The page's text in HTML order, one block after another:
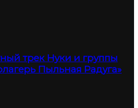
трек Нуки и группы
Пыльная Радуга»